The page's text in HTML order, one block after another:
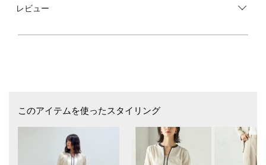
■デザイン
柔らかな風合いと温かみのある質感のポリエステルレーヨンです。
ストレッチも効いていて着心地の良い素材感です。
■コーディネート
きれいめボトムとのスタイリングでオフィスシーンに着用して頂けます。
別売り同素材のパンツ合わせでセットアップもおすすめです。
レビュー
このアイテムを使ったスタイリング